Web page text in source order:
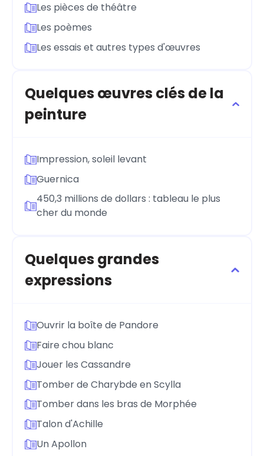
Les pièces de théâtre
Les poèmes
Les essais et autres types d'œuvres
Quelques œuvres clés de la
peinture
Impression, soleil levant
Guernica
450,3 millions de dollars : tableau le plus
cher du monde
Quelques grandes
expressions
Ouvrir la boîte de Pandore
Faire chou blanc
Jouer les Cassandre
Tomber de Charybde en Scylla
Tomber dans les bras de Morphée
Talon d'Achille
Un Apollon